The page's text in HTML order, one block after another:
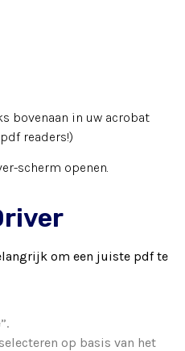
bovenaan in uw acrobat
readers!)
scherm openen.
om een juiste pdf te
op basis van het